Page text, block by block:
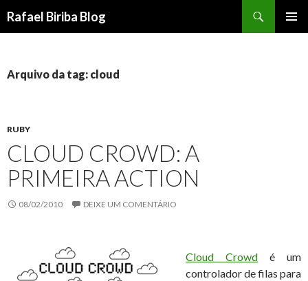
Rafael Biriba Blog
CONTEÚDO
Arquivo da tag: cloud
RUBY
CLOUD CROWD: A
PRIMEIRA ACTION
08/02/2010 DEIXE UM COMENTÁRIO
Cloud Crowd é um
controlador de filas para